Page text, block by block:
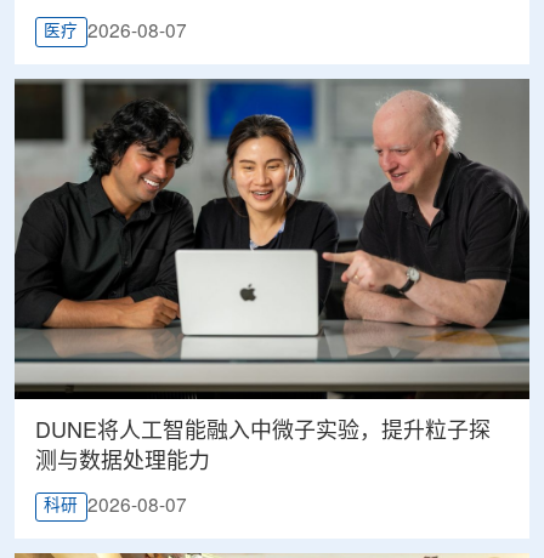
医疗 2026-08-07
DUNE将人工智能融入中微子实验，提升粒子探
测与数据处理能力
科研 2026-08-07